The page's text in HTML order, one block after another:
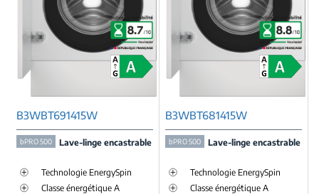
B3WBT691415W
bPRO 500 Lave-linge encastrable
Technologie EnergySpin
Classe énergétique A
B3WBT681415W
bPRO 500 Lave-linge encastrable
Technologie EnergySpin
Classe énergétique A